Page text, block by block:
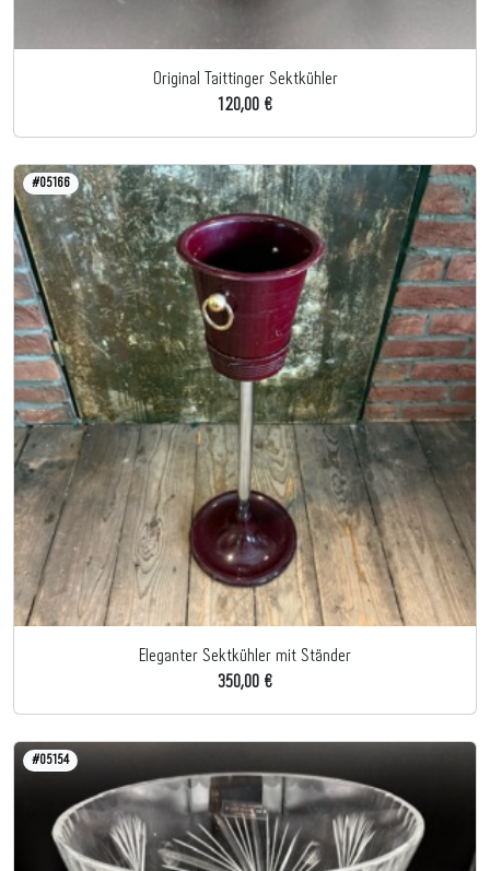
Original Taittinger Sektkühler
120,00 €
#05166
Eleganter Sektkühler mit Ständer
350,00 €
#05154